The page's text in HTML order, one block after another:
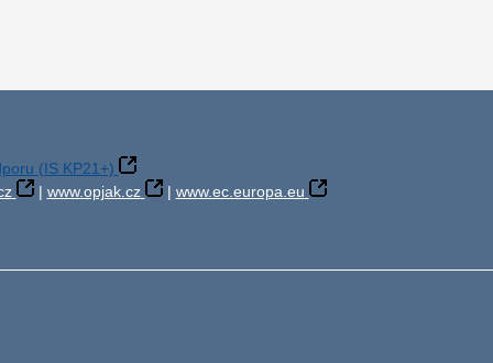
(IS KP21+)
| www.opjak.cz | www.ec.europa.eu